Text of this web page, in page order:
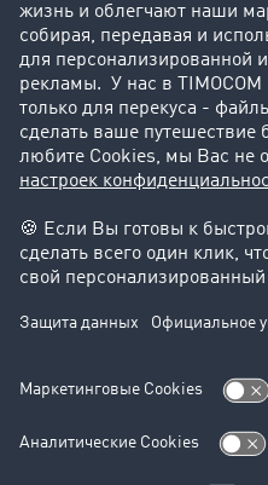
Поддержка
Поддержка
Юридическая
Общие Условия
Защита данных
Отдел новостей